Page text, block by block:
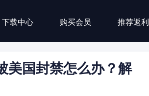
下载中心 购买会员 推荐返利
美国封禁怎么办？解